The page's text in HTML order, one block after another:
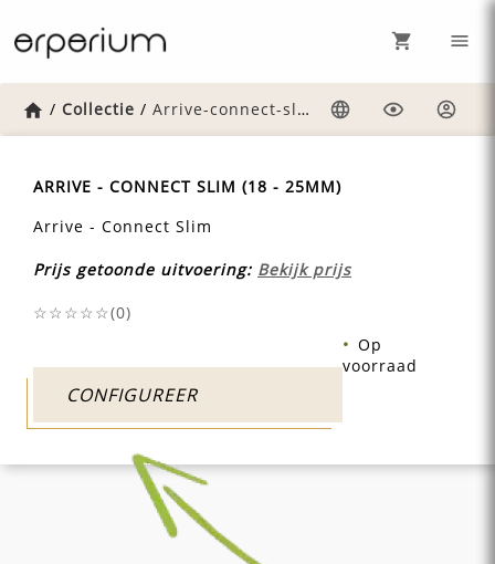
Home
/ Collectie / Arrive-connect-slim
ARRIVE - CONNECT SLIM (18 - 25MM)
Arrive - Connect Slim
Prijs getoonde uitvoering: Bekijk prijs
☆☆☆☆☆(0)
CONFIGUREER
Op
voorraad